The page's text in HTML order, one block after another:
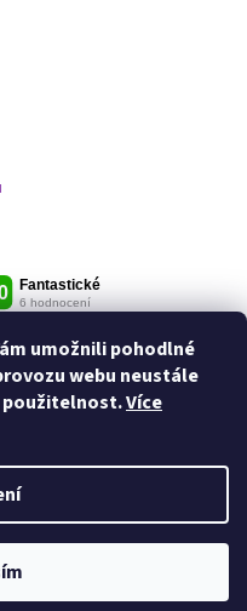
umožnili pohodlné
webu neustále
použitelnost.Více
. Všechna práva vyhrazena.